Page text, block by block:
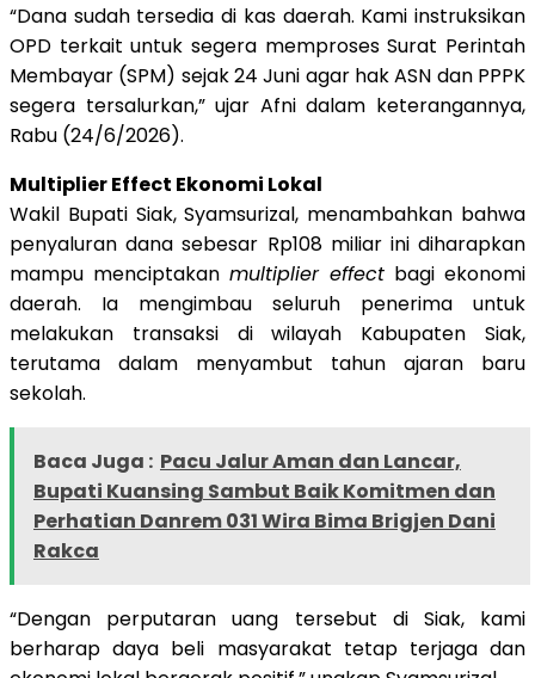
“Dana sudah tersedia di kas daerah. Kami instruksikan
OPD terkait untuk segera memproses Surat Perintah
Membayar (SPM) sejak 24 Juni agar hak ASN dan PPPK
segera tersalurkan,” ujar Afni dalam keterangannya,
Rabu (24/6/2026).
Multiplier Effect Ekonomi Lokal
Wakil Bupati Siak, Syamsurizal, menambahkan bahwa
penyaluran dana sebesar Rp108 miliar ini diharapkan
mampu menciptakan multiplier effect bagi ekonomi
daerah. Ia mengimbau seluruh penerima untuk
melakukan transaksi di wilayah Kabupaten Siak,
terutama dalam menyambut tahun ajaran baru
sekolah.
Baca Juga : Pacu Jalur Aman dan Lancar,
Bupati Kuansing Sambut Baik Komitmen dan
Perhatian Danrem 031 Wira Bima Brigjen Dani
Rakca
“Dengan perputaran uang tersebut di Siak, kami
berharap daya beli masyarakat tetap terjaga dan